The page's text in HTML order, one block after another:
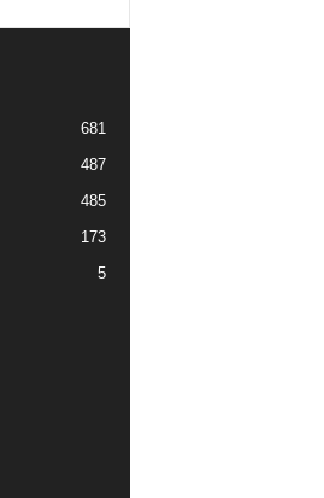
681
487
485
173
5